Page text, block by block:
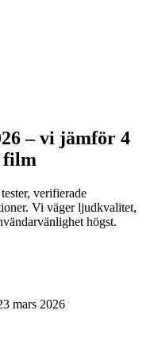
– vi jämför 4
film
verifierade
Vi väger ljudkvalitet,
högst.
mars 2026